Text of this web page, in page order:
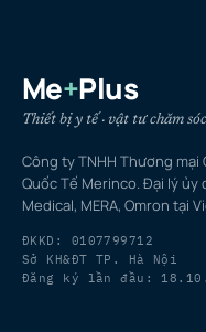
Me+Plus
Thiết bị y tế · vật tư chăm
Công ty TNHH Thương
Quốc Tế Merinco. Đại lý ủy
Medical, MERA, Omron tại
ĐKKD: 0107799712
Sở KH&ĐT TP. Hà Nội
Đăng ký lần đầu: